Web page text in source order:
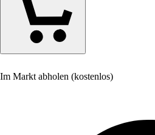
Im Markt abholen (kostenlos)